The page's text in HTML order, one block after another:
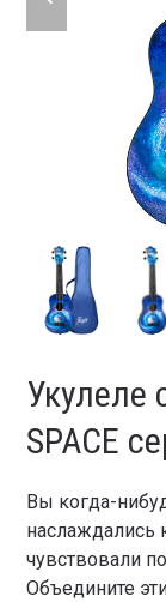
slide
Укулеле
SPACE
Вы когда-
наслаждались
чувствовали
Объедините